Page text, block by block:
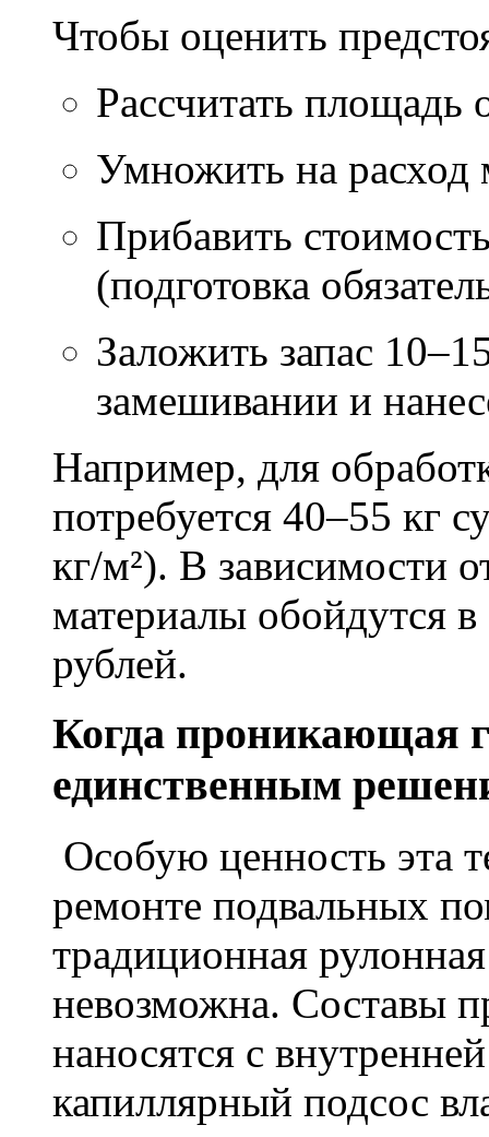
Чтобы оценить
Рассчитать площадь
Умножить на расход
Прибавить
(подготовка
Заложить запас
замешивании и
Например, для
потребуется 40–55 кг
кг/м²). В зависимости
материалы обойдутся
рублей.
Когда проникающая
единственным
Особую ценность эта
ремонте подвальных
традиционная
невозможна. Составы
наносятся с
капиллярный подсос